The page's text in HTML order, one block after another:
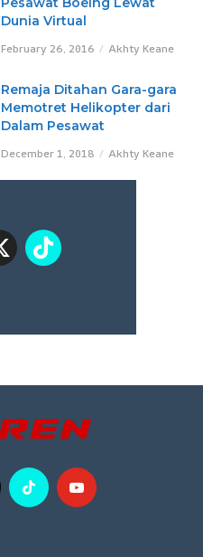
Dunia Virtual
February 26, 2016 Akhty Keane
Remaja Ditahan Gara-gara
Memotret Helikopter dari
Dalam Pesawat
December 1, 2018 Akhty Keane